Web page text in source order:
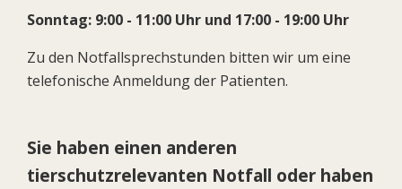
Sonntag: 9:00 - 11:00 Uhr und 17:00 - 19:00 Uhr
Zu den Notfallsprechstunden bitten wir um eine
telefonische Anmeldung der Patienten.
Sie haben einen anderen
tierschutzrelevanten Notfall oder haben